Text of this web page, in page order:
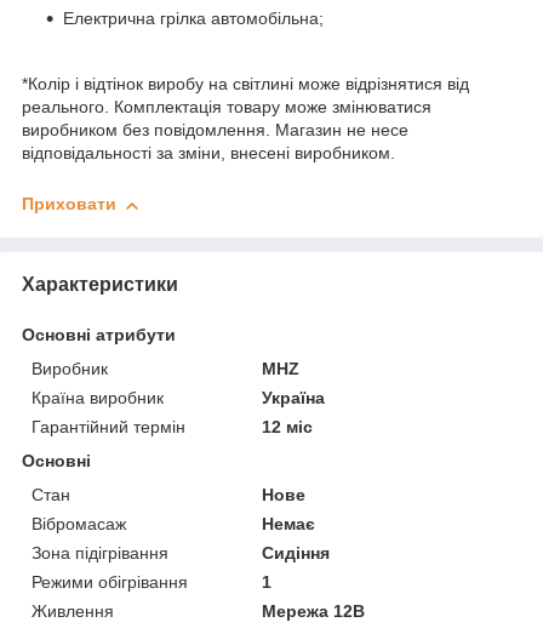
Електрична грілка автомобільна;
*Колір і відтінок виробу на світлині може відрізнятися від
реального. Комплектація товару може змінюватися
виробником без повідомлення. Магазин не несе
відповідальності за зміни, внесені виробником.
Приховати
Характеристики
Основні атрибути
Виробник
MHZ
Країна виробник
Україна
Гарантійний термін
12 міс
Основні
Стан
Нове
Вібромасаж
Немає
Зона підігрівання
Сидіння
Режими обігрівання
1
Живлення
Мережа 12В